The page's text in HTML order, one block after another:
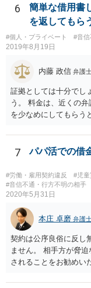
6
簡単な借用書
を返してもら
#個人・プライベート #音
2019年8月19日
内藤 政信 弁護
証拠としては十分でし
う。 料金は、近くの
を少なめにしてもらう
7 パパ活での借
#労働・雇用契約違反 #児童
#音信不通・行方不明の相手
2020年5月31日
本庄 卓磨 弁護
契約は公序良俗に反し
ません。 相手方が脅
されることをお勧めい